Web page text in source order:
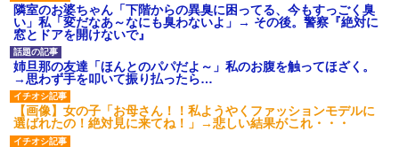
隣室のお婆ちゃん「下階からの異臭に困ってる、今もすっごく臭
い」私「変だなあ～なにも臭わないよ」→ その後。警察『絶対に
窓とドアを開けないで』
姉旦那の友達「ほんとのパパだよ～」私のお腹を触ってほざく。
→思わず手を叩いて振り払ったら…
【画像】女の子「お母さん！！私ようやくファッションモデルに
選ばれたの！絶対見に来てね！」→悲しい結果がこれ・・・